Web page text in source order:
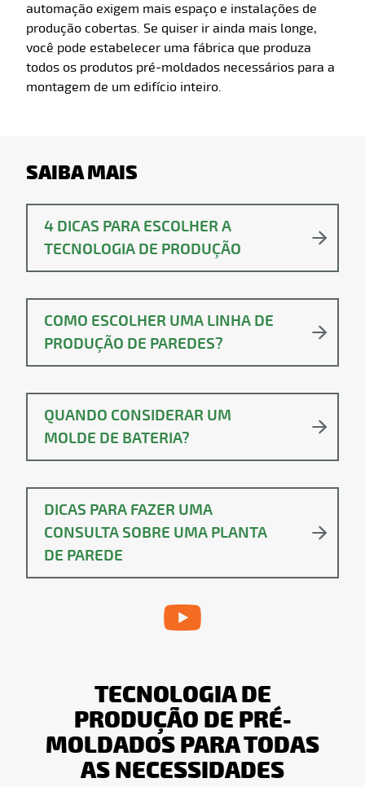
automação exigem mais espaço e instalações de
produção cobertas. Se quiser ir ainda mais longe,
você pode estabelecer uma fábrica que produza
todos os produtos pré-moldados necessários para a
montagem de um edifício inteiro.
SAIBA MAIS
4 DICAS PARA ESCOLHER A
TECNOLOGIA DE PRODUÇÃO
COMO ESCOLHER UMA LINHA DE
PRODUÇÃO DE PAREDES?
QUANDO CONSIDERAR UM
MOLDE DE BATERIA?
DICAS PARA FAZER UMA
CONSULTA SOBRE UMA PLANTA
DE PAREDE
TECNOLOGIA DE
PRODUÇÃO DE PRÉ-
MOLDADOS PARA TODAS
AS NECESSIDADES